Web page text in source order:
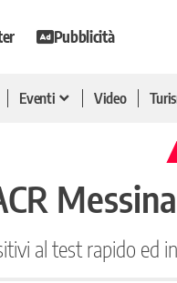
Pubblicità
Eventi Video
al test rapido ed